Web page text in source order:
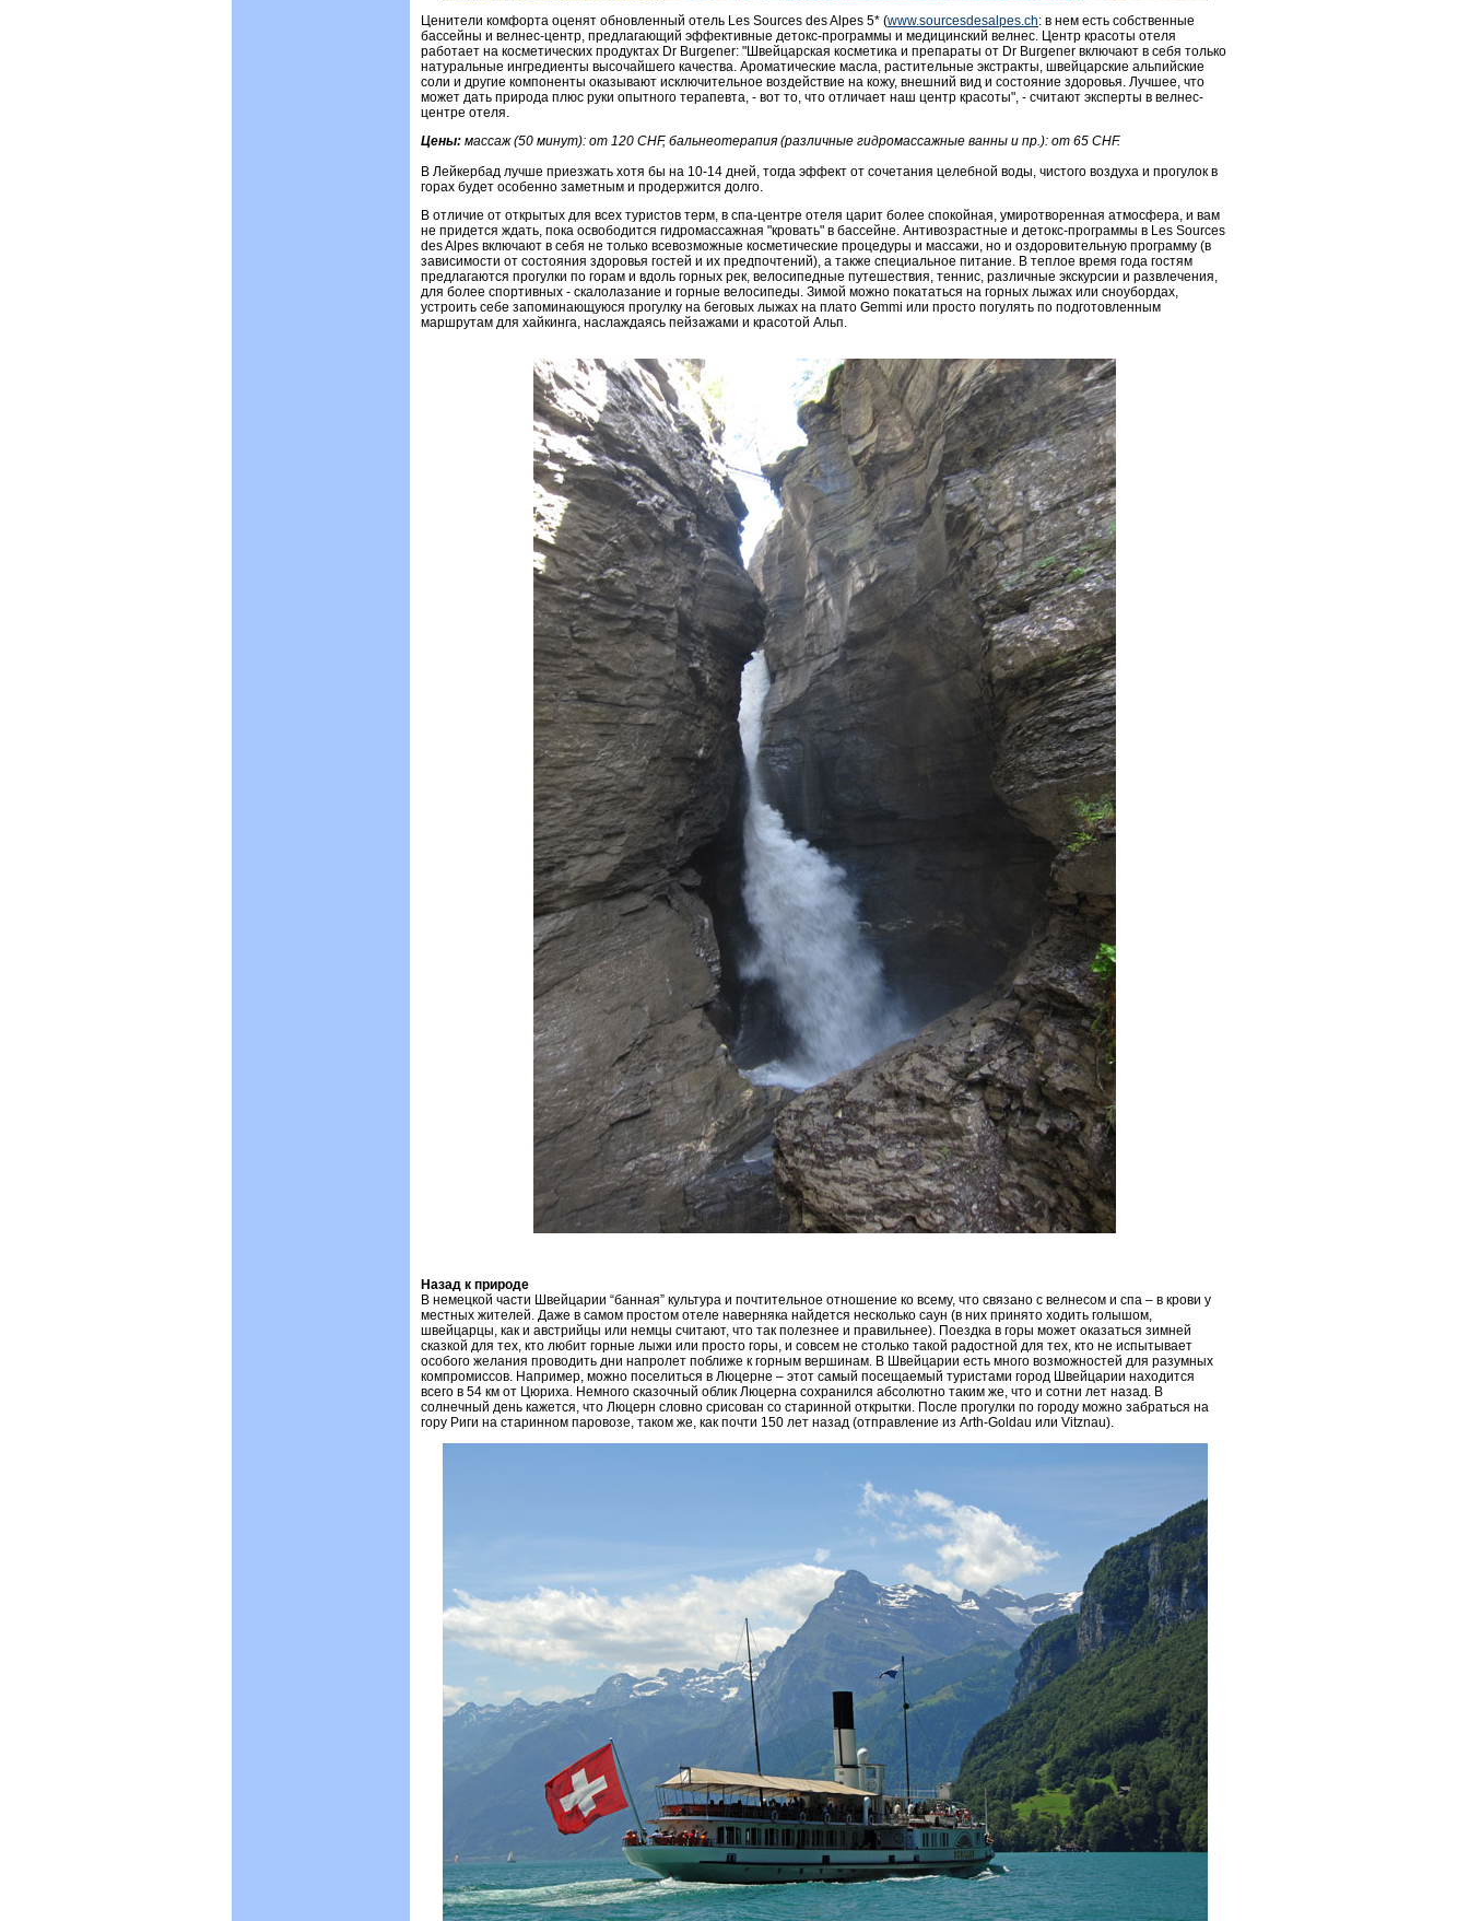
Ценители комфорта оценят обновленный отель Les Sources des Alpes 5* (www.sourcesdesalpes.ch: в нем есть собственные
бассейны и велнес-центр, предлагающий эффективные детокс-программы и медицинский велнес. Центр красоты отеля
работает на косметических продуктах Dr Burgener: "Швейцарская косметика и препараты от Dr Burgener включают в себя только
натуральные ингредиенты высочайшего качества. Ароматические масла, растительные экстракты, швейцарские альпийские
соли и другие компоненты оказывают исключительное воздействие на кожу, внешний вид и состояние здоровья. Лучшее, что
может дать природа плюс руки опытного терапевта, - вот то, что отличает наш центр красоты", - считают эксперты в велнес-
центре отеля.
Цены: массаж (50 минут): от 120 CHF, бальнеотерапия (различные гидромассажные ванны и пр.): от 65 CHF.
В Лейкербад лучше приезжать хотя бы на 10-14 дней, тогда эффект от сочетания целебной воды, чистого воздуха и прогулок в
горах будет особенно заметным и продержится долго.
В отличие от открытых для всех туристов терм, в спа-центре отеля царит более спокойная, умиротворенная атмосфера, и вам
не придется ждать, пока освободится гидромассажная "кровать" в бассейне. Антивозрастные и детокс-программы в Les Sources
des Alpes включают в себя не только всевозможные косметические процедуры и массажи, но и оздоровительную программу (в
зависимости от состояния здоровья гостей и их предпочтений), а также специальное питание. В теплое время года гостям
предлагаются прогулки по горам и вдоль горных рек, велосипедные путешествия, теннис, различные экскурсии и развлечения,
для более спортивных - скалолазание и горные велосипеды. Зимой можно покататься на горных лыжах или сноубордах,
устроить себе запоминающуюся прогулку на беговых лыжах на плато Gemmi или просто погулять по подготовленным
маршрутам для хайкинга, наслаждаясь пейзажами и красотой Альп.
Назад к природе
В немецкой части Швейцарии “банная” культура и почтительное отношение ко всему, что связано с велнесом и спа – в крови у
местных жителей. Даже в самом простом отеле наверняка найдется несколько саун (в них принято ходить голышом,
швейцарцы, как и австрийцы или немцы считают, что так полезнее и правильнее). Поездка в горы может оказаться зимней
сказкой для тех, кто любит горные лыжи или просто горы, и совсем не столько такой радостной для тех, кто не испытывает
особого желания проводить дни напролет поближе к горным вершинам. В Швейцарии есть много возможностей для разумных
компромиссов. Например, можно поселиться в Люцерне – этот самый посещаемый туристами город Швейцарии находится
всего в 54 км от Цюриха. Немного сказочный облик Люцерна сохранился абсолютно таким же, что и сотни лет назад. В
солнечный день кажется, что Люцерн словно срисован со старинной открытки. После прогулки по городу можно забраться на
гору Риги на старинном паровозе, таком же, как почти 150 лет назад (отправление из Arth-Goldau или Vitznau).